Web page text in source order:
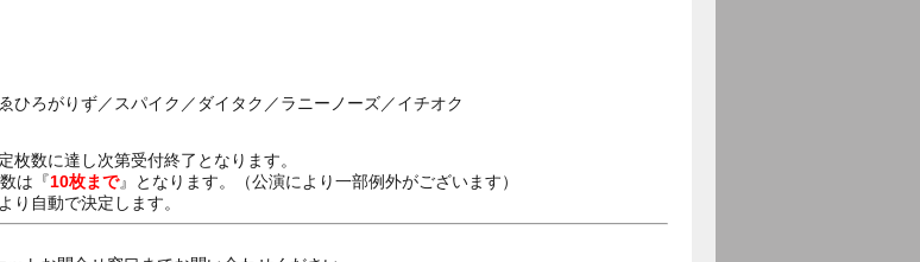
ひろがりず／スパイク／ダイタク／ラニーノーズ／イチオク
枚数に達し次第受付終了となります。
は『10枚まで』となります。（公演により一部例外がございます）
り自動で決定します。